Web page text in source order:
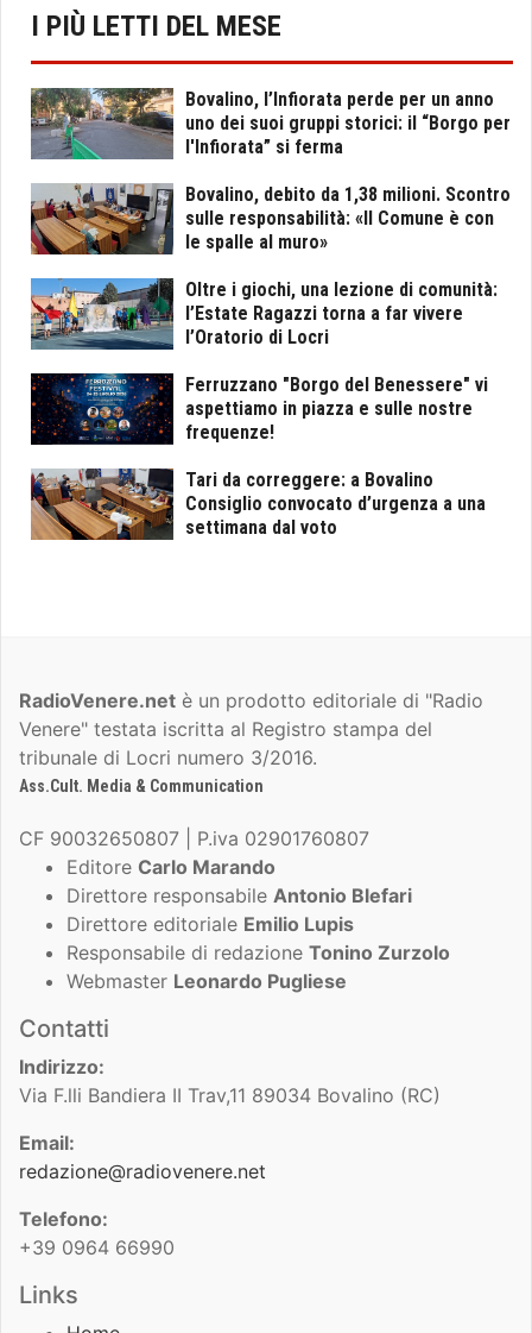
I PIÙ LETTI DEL MESE
Bovalino, l’Infiorata perde per un anno
uno dei suoi gruppi storici: il “Borgo per
l'Infiorata” si ferma
Bovalino, debito da 1,38 milioni. Scontro
sulle responsabilità: «Il Comune è con
le spalle al muro»
Oltre i giochi, una lezione di comunità:
l’Estate Ragazzi torna a far vivere
l’Oratorio di Locri
Ferruzzano "Borgo del Benessere" vi
aspettiamo in piazza e sulle nostre
frequenze!
Tari da correggere: a Bovalino
Consiglio convocato d’urgenza a una
settimana dal voto
RadioVenere.net è un prodotto editoriale di "Radio
Venere" testata iscritta al Registro stampa del
tribunale di Locri numero 3/2016.
Ass.Cult. Media & Communication
CF 90032650807 | P.iva 02901760807
Editore Carlo Marando
Direttore responsabile Antonio Blefari
Direttore editoriale Emilio Lupis
Responsabile di redazione Tonino Zurzolo
Webmaster Leonardo Pugliese
Contatti
Indirizzo:
Via F.lli Bandiera II Trav,11 89034 Bovalino (RC)
Email:
redazione@radiovenere.net
Telefono:
+39 0964 66990
Links